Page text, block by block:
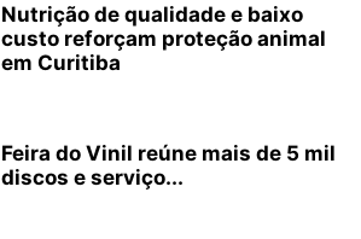
Nutrição de qualidade e baixo
custo reforçam proteção animal
em Curitiba
Feira do Vinil reúne mais de 5 mil
discos e serviço...